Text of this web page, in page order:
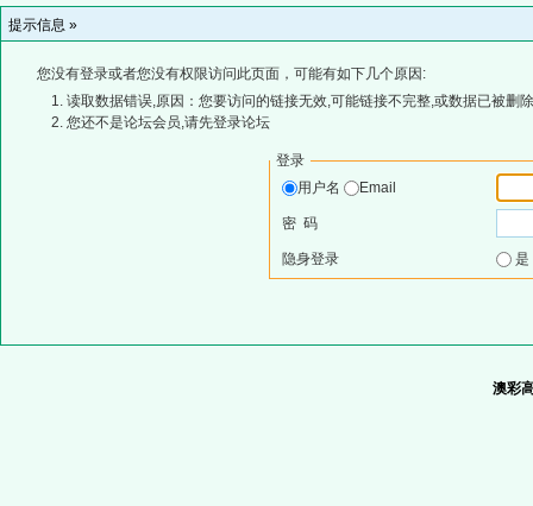
提示信息 »
您没有登录或者您没有权限访问此页面，可能有如下几个原因:
读取数据错误,原因：您要访问的链接无效,可能链接不完整,或数据已被删
您还不是论坛会员,请先登录论坛
登录
用户名
Email
密 码
隐身登录
澳彩